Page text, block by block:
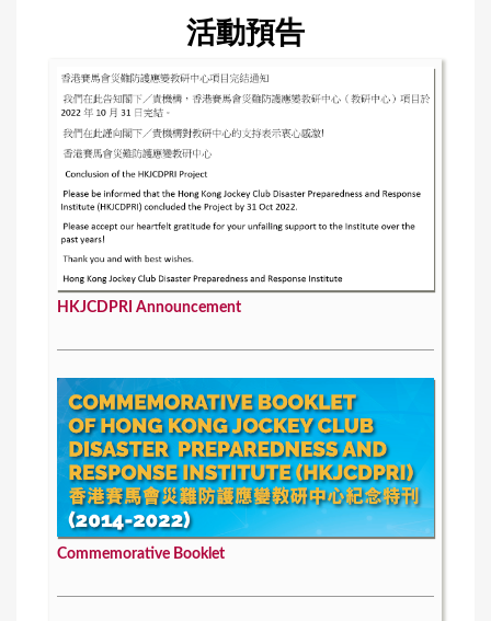
活動預告
HKJCDPRI Announcement
Commemorative Booklet